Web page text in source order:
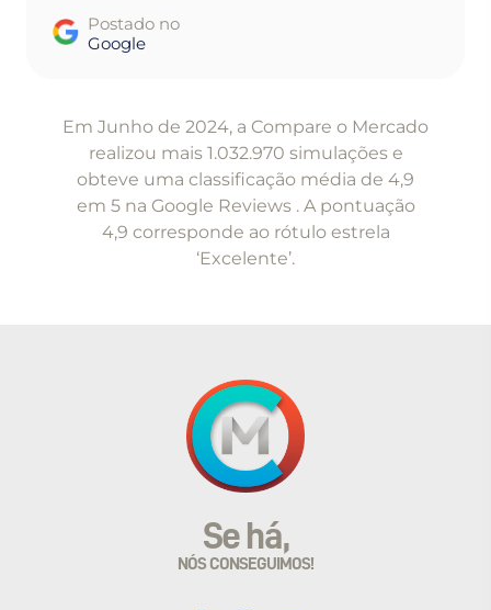
Postado no
Google
Em Junho de 2024, a Compare o Mercado
realizou mais 1.032.970 simulações e
obteve uma classificação média de 4,9
em 5 na Google Reviews . A pontuação
4,9 corresponde ao rótulo estrela
‘Excelente’.
Se há,
NÓS CONSEGUIMOS!